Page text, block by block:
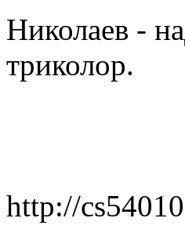
Николаев -
триколор.
http://